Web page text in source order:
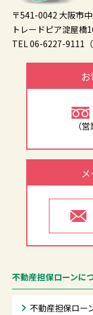
〒541-0042 大阪市
トレードピア淀屋橋
TEL 06-6227-9111（
（
不動産担保ローンに
不動産担保ロー